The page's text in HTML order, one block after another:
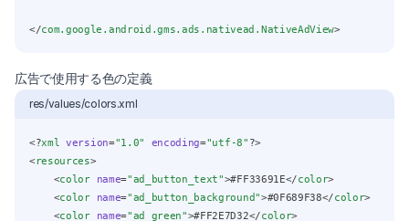
</com.google.android.gms.ads.nativead.NativeAdView>
広告で使用する色の定義
res/values/colors.xml
<?xml version="1.0" encoding="utf-8" ?>
<resources>
    <
color name="ad_button_text">#FF33691E</color>
    <
color name="ad_button_background">#0F689F38</color>
    <
color name="ad_green">#FF2E7D32</color>